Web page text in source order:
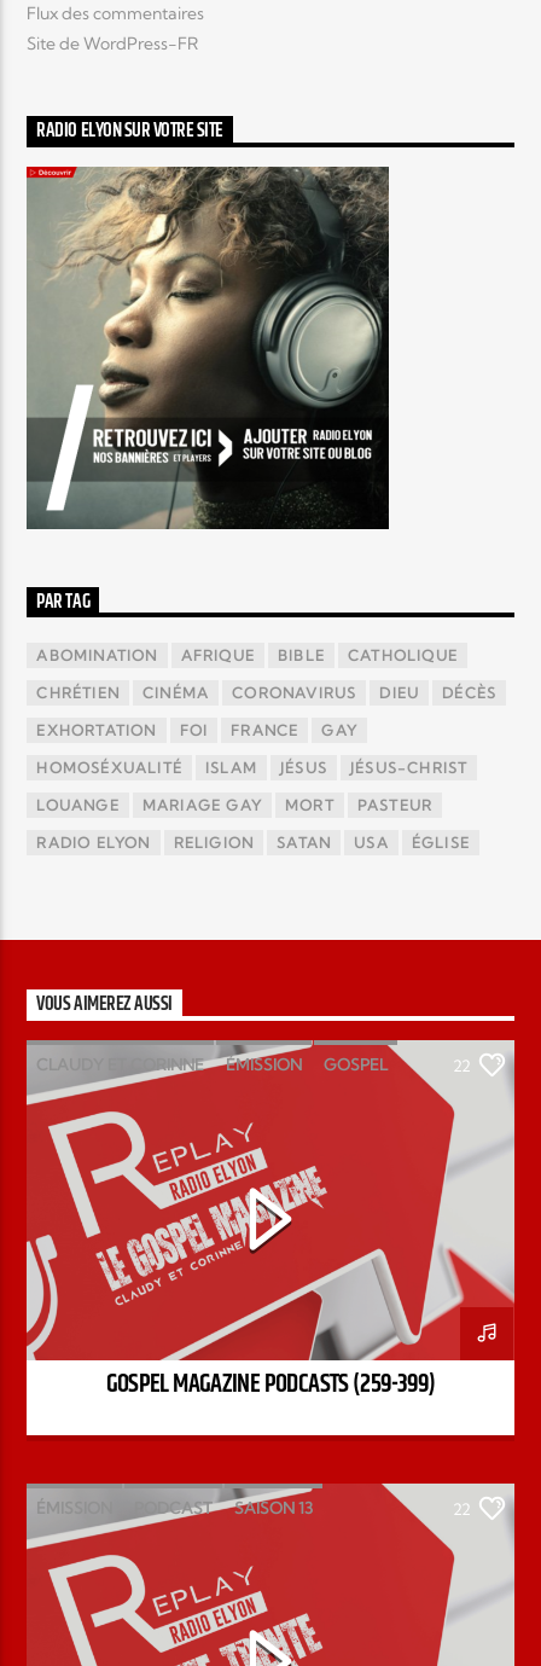
Flux des commentaires
Site de WordPress-FR
RADIO ELYON SUR VOTRE SITE
PAR TAG
ABOMINATION AFRIQUE BIBLE CATHOLIQUE
CHRÉTIEN CINÉMA CORONAVIRUS DIEU DÉCÈS
EXHORTATION FOI FRANCE GAY
HOMOSÉXUALITÉ ISLAM JÉSUS JÉSUS-CHRIST
LOUANGE MARIAGE GAY MORT PASTEUR
RADIO ELYON RELIGION SATAN USA ÉGLISE
VOUS AIMEREZ AUSSI
CLAUDY ET CORINNE ÉMISSION GOSPEL
MAGAZINE
22
GOSPEL MAGAZINE PODCASTS (259-399)
ÉMISSION PODCAST SAISON 13
STÉPHANE CHANDONNET
22